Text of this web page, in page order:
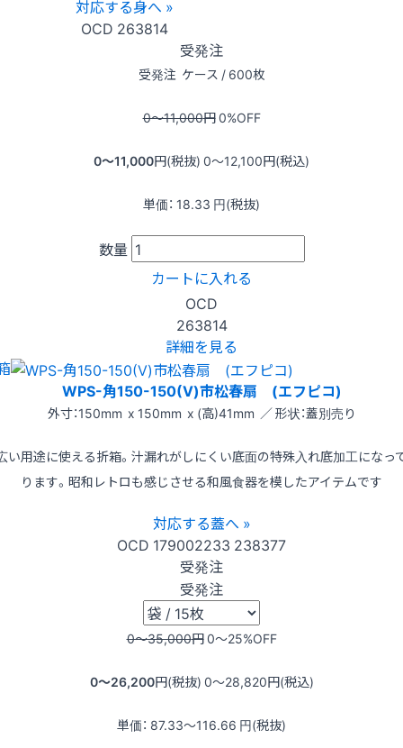
対応する身へ »
OCD 263814
受発注
受発注 ケース / 600枚
0〜11,000円0%OFF
0〜11,000円(税抜) 0〜12,100円(税込)
単価： 18.33 円(税抜)
数量
カートに入れる
OCD
263814
詳細を見る
WPS-角150-150(V)市松春扇 (エフピコ)
外寸：150mm x 150mm x (高)41mm ／ 形状：蓋別売り
い用途に使える折箱。汁漏れがしにくい底面の特殊入れ底加工になっ
ります。昭和レトロも感じさせる和風食器を模したアイテムです
対応する蓋へ »
OCD 179002233 238377
受発注
受発注
0〜35,000円0〜25%OFF
0〜26,200円(税抜) 0〜28,820円(税込)
単価： 87.33〜116.66 円(税抜)